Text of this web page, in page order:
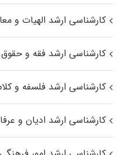
کارشناسی ارشد الهیات
کارشناسی ارشد فقه و حقوق
کارشناسی ارشد فلسفه و
کارشناسی ارشد ادیان و